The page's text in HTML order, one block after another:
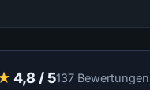
4,8 / 5137 Bewertungen